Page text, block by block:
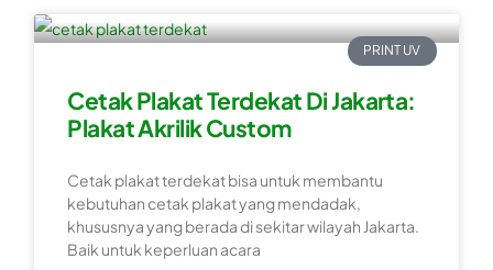
PRINT UV
Cetak Plakat Terdekat Di Jakarta:
Plakat Akrilik Custom
Cetak plakat terdekat bisa untuk membantu
kebutuhan cetak plakat yang mendadak,
khususnya yang berada di sekitar wilayah Jakarta.
Baik untuk keperluan acara